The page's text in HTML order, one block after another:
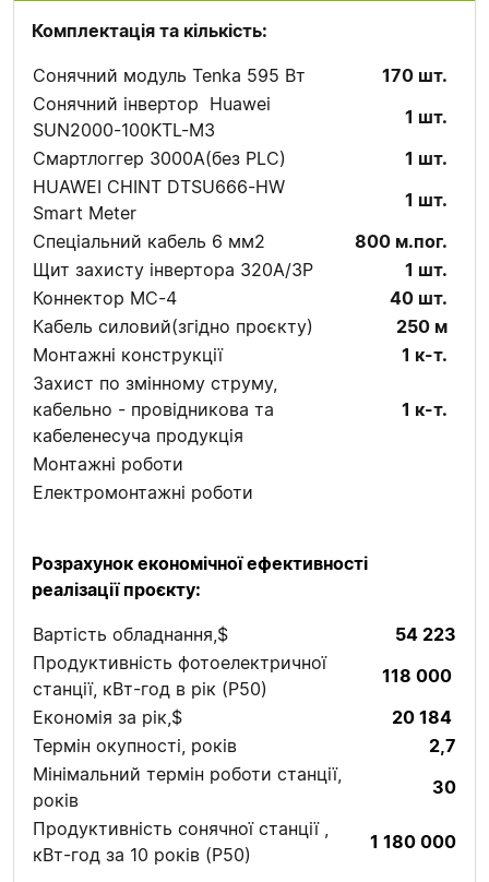
Комплектація та кількість:
Сонячний модуль Tenka 595 Вт
170 шт.
Сонячний інвертор Huawei
SUN2000-100KTL-M3
1 шт.
Смартлоггер 3000А(без PLC)
1 шт.
HUAWEI CHINT DTSU666-HW
Smart Meter
1 шт.
Спеціальний кабель 6 мм2
800 м.пог.
Щит захисту інвертора 320А/3P
1 шт.
Коннектор MC-4
40 шт.
Кабель силовий(згідно проєкту)
250 м
Монтажні конструкції
1 к-т.
Захист по змінному струму,
кабельно - провідникова та
кабеленесуча продукція
1 к-т.
Монтажні роботи
Електромонтажні роботи
Розрахунок економічної ефективності
реалізації проєкту:
Вартість обладнання,$
54 223
Продуктивність фотоелектричної
станції, кВт-год в рік (P50)
118 000
Економія за рік,$
20 184
Термін окупності, років
2,7
Мінімальний термін роботи станції,
років
30
Продуктивність сонячної станції ,
кВт-год за 10 років (P50)
1 180 000